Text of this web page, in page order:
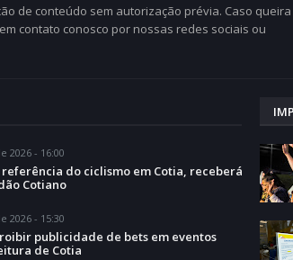
de conteúdo sem autorização prévia. Caso queira
contato conosco por nossas redes sociais ou
2026 - 16:00
do ciclismo em Cotia, receberá
Cotiano
2026 - 15:30
publicidade de bets em eventos
de Cotia